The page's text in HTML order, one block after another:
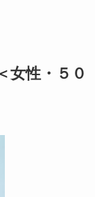
女性・５０